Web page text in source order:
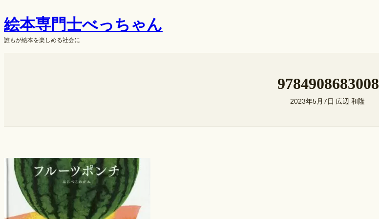
容
を
ス
絵本専門士べっちゃん
誰もが絵本を楽しめる社会に
9784908683008
2023年5月7日 広辺 和隆